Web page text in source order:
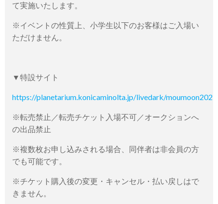
て実施いたします。
※イベントの性質上、小学生以下のお客様はご入場い
ただけません。
▼特設サイト
https://planetarium.konicaminolta.jp/livedark/
※転売禁止／転売チケット入場不可／オークションへ
の出品禁止
※複数枚お申し込みされる場合、同伴者は非会員の方
でも可能です。
※チケット購入後の変更・キャンセル・払い戻しはで
きません。